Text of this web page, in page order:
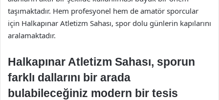
taşımaktadır. Hem profesyonel hem de amatör sporcular
için Halkapınar Atletizm Sahası, spor dolu günlerin kapılarını
aralamaktadır.
Halkapınar Atletizm Sahası, sporun
farklı dallarını bir arada
bulabileceğiniz modern bir tesis